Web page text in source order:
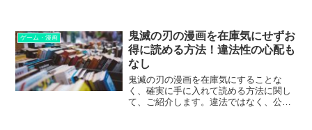
した。 ここまで人気だと、気になるのが
「すぐに売り...
ゲーム・漫画
鬼滅の刃の漫画を在庫気にせずお
得に読める方法！違法性の心配も
なし
鬼滅の刃の漫画を在庫気にすることな
く、確実に手に入れて読める方法に関し
て、ご紹介します。違法ではなく、公式